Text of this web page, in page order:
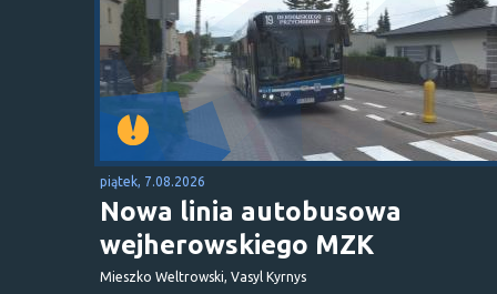
piątek, 7.08.2026
Nowa linia autobusowa
wejherowskiego MZK
Mieszko Weltrowski, Vasyl Kyrnys